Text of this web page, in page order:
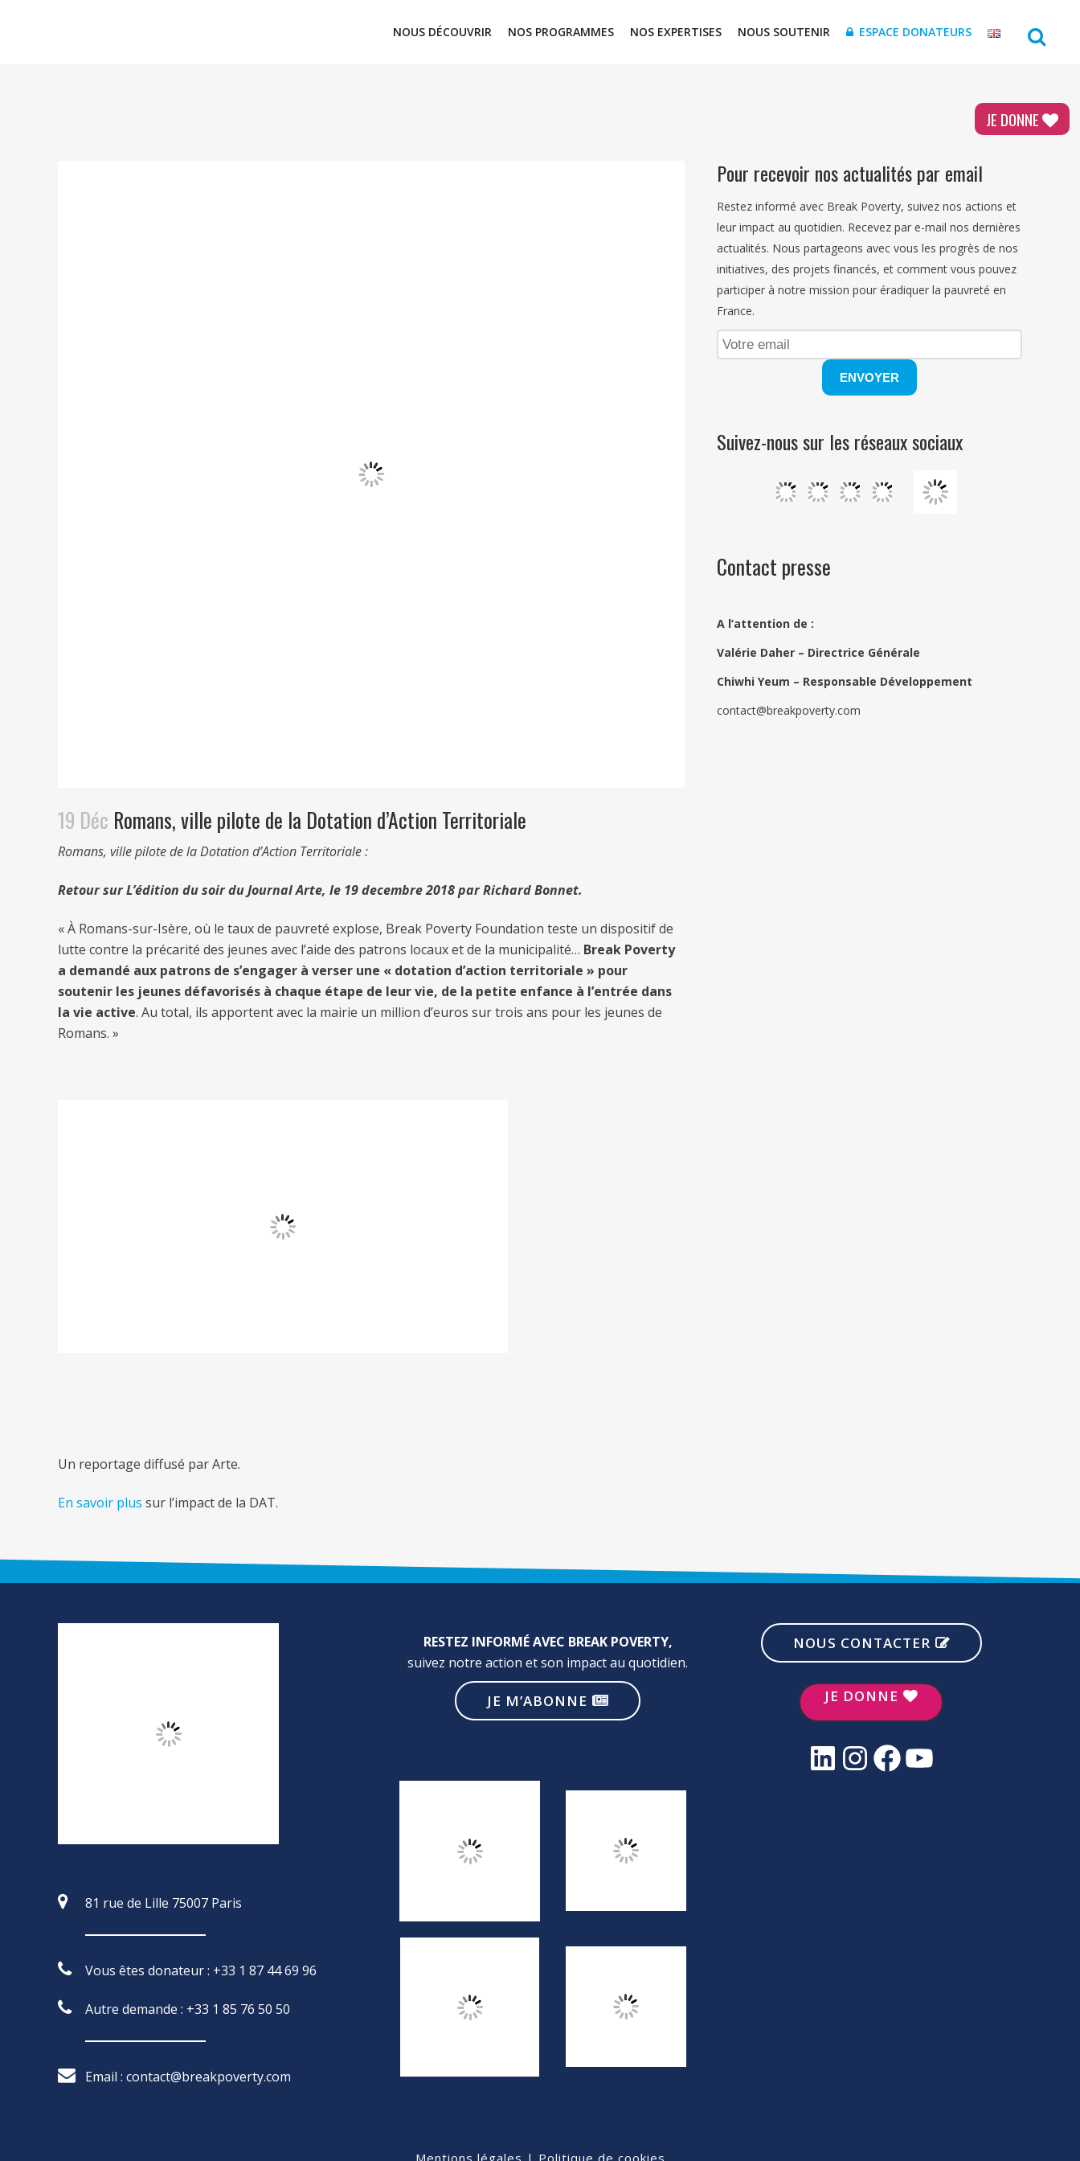
JE DONNE
NOUS DÉCOUVRIR NOS PROGRAMMES NOS EXPERTISES NOUS SOUTENIR ESPACE DONATEURS
19 Déc Romans, ville pilote de la Dotation d’Action Territoriale
Romans, ville pilote de la Dotation d’Action Territoriale :
Retour sur L’édition du soir du Journal Arte, le 19 decembre 2018 par Richard Bonnet.
« À Romans-sur-Isère, où le taux de pauvreté explose, Break Poverty Foundation teste un dispositif de
lutte contre la précarité des jeunes avec l’aide des patrons locaux et de la municipalité… Break Poverty
a demandé aux patrons de s’engager à verser une « dotation d’action territoriale » pour
soutenir les jeunes défavorisés à chaque étape de leur vie, de la petite enfance à l’entrée dans
la vie active. Au total, ils apportent avec la mairie un million d’euros sur trois ans pour les jeunes de
Romans. »
Un reportage diffusé par Arte.
En savoir plus sur l’impact de la DAT.
Pour recevoir nos actualités par email
Restez informé avec Break Poverty, suivez nos actions et
leur impact au quotidien. Recevez par e-mail nos dernières
actualités. Nous partageons avec vous les progrès de nos
initiatives, des projets financés, et comment vous pouvez
participer à notre mission pour éradiquer la pauvreté en
France.
Suivez-nous sur les réseaux sociaux
Contact presse
A l’attention de :
Valérie Daher – Directrice Générale
Chiwhi Yeum – Responsable Développement
contact@breakpoverty.com
81 rue de Lille 75007 Paris
Vous êtes donateur : +33 1 87 44 69 96
Autre demande : +33 1 85 76 50 50
Email : contact@breakpoverty.com
RESTEZ INFORMÉ AVEC BREAK POVERTY,
suivez notre action et son impact au quotidien.
JE M’ABONNE
NOUS CONTACTER
JE DONNE
LinkedInInstagramFacebookYouTube
Mentions légales | Politique de cookies